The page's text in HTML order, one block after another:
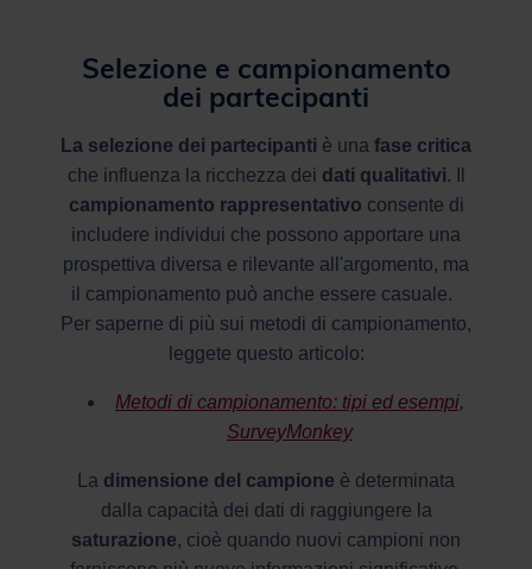
Selezione e campionamento
dei partecipanti
La selezione dei partecipanti è una fase critica
che influenza la ricchezza dei dati qualitativi. Il
campionamento rappresentativo consente di
includere individui che possono apportare una
prospettiva diversa e rilevante all'argomento, ma
il campionamento può anche essere casuale.
Per saperne di più sui metodi di campionamento,
leggete questo articolo:
Metodi di campionamento: tipi ed esempi,
SurveyMonkey
La dimensione del campione è determinata
dalla capacità dei dati di raggiungere la
saturazione, cioè quando nuovi campioni non